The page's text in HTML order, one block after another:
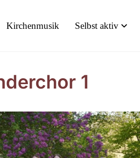
Kirchenmusik Selbst aktiv
1